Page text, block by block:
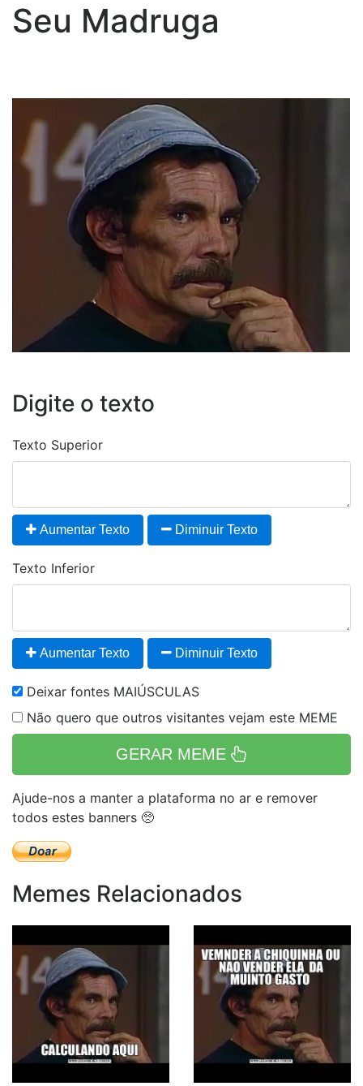
Seu Madruga
Digite o texto
Texto Superior
Aumentar Texto Diminuir Texto
Texto Inferior
Aumentar Texto Diminuir Texto
Deixar fontes MAIÚSCULAS
Não quero que outros visitantes vejam este MEME
GERAR MEME
Ajude-nos a manter a plataforma no ar e remover
todos estes banners 🥺
Memes Relacionados